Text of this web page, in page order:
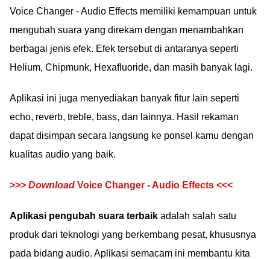
Voice Changer - Audio Effects memiliki kemampuan untuk
mengubah suara yang direkam dengan menambahkan
berbagai jenis efek. Efek tersebut di antaranya seperti
Helium, Chipmunk, Hexafluoride, dan masih banyak lagi.
Aplikasi ini juga menyediakan banyak fitur lain seperti
echo, reverb, treble, bass, dan lainnya. Hasil rekaman
dapat disimpan secara langsung ke ponsel kamu dengan
kualitas audio yang baik.
>>> Download Voice Changer - Audio Effects <<<
Aplikasi pengubah suara terbaik adalah salah satu
produk dari teknologi yang berkembang pesat, khususnya
pada bidang audio. Aplikasi semacam ini membantu kita